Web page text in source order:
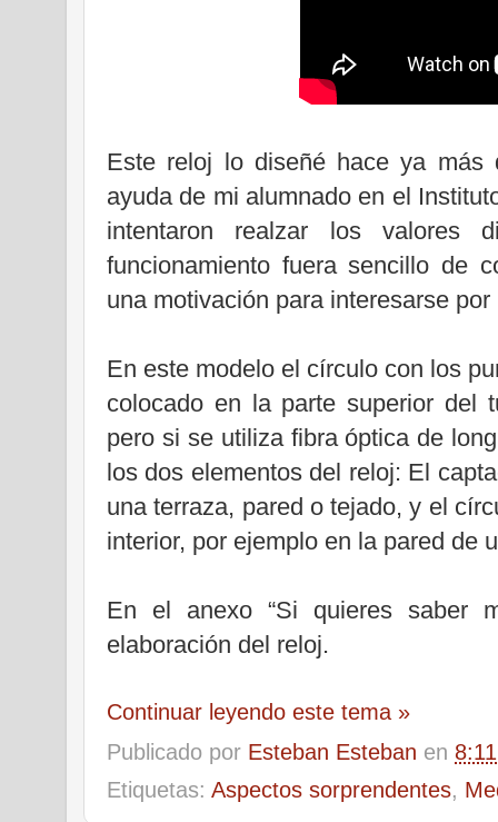
Este reloj lo diseñé hace ya
ayuda de mi alumnado en el
intentaron realzar los valores
funcionamiento fuera sencillo de
una motivación para interesarse
En este modelo el círculo con los
colocado en la parte superior del
pero si se utiliza fibra óptica de
los dos elementos del reloj: El
una terraza, pared o tejado, y el
interior, por ejemplo en la pared de
En el anexo “Si quieres saber
elaboración del reloj.
Continuar leyendo este tema »
Publicado por Esteban Esteban en 8:11
Etiquetas: Aspectos sorprendentes,